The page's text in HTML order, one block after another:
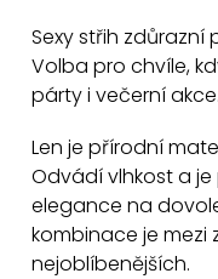
Sexy střih
Volba pro chvíle,
párty i večerní akce.
Len je přírodní
Odvádí vlhkost a je
elegance na
kombinace je mezi
nejoblíbenějších.